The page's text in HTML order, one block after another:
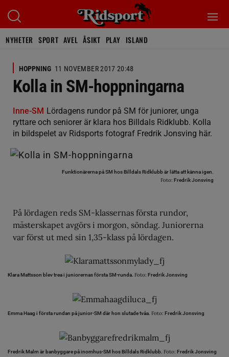
NYHETER SPORT AVEL ÅSIKT PLAY ISLAND
HOPPNING 11 NOVEMBER 2017 20:48
Kolla in SM-hoppningarna
Inne-SM Lördagens rundor på SM för juniorer, unga
ryttare och seniorer är klara hos Billdals Ridklubb. Kolla
in bildspelet av Ridsports fotograf Fredrik Jonsving här.
Funktionärerna på SM hos Billdals Ridklubb är lätta att känna igen.
Foto: Fredrik Jonsving
På lördagen reds SM-klassernas första rundor,
mästerskapet avgörs i morgon, söndag. Juniorerna
var först ut med sin 1,35-klass på lördagen.
Klara Mattsson blev trea i juniorernas första SM-runda. Foto: Fredrik Jonsving
Emma Haag i första rundan på junior-SM där hon slutade tvåa. Foto: Fredrik Jonsving
Fredrik Malm är banbyggare på inomhus-SM hos Billdals Ridklubb. Foto: Fredrik Jonsving